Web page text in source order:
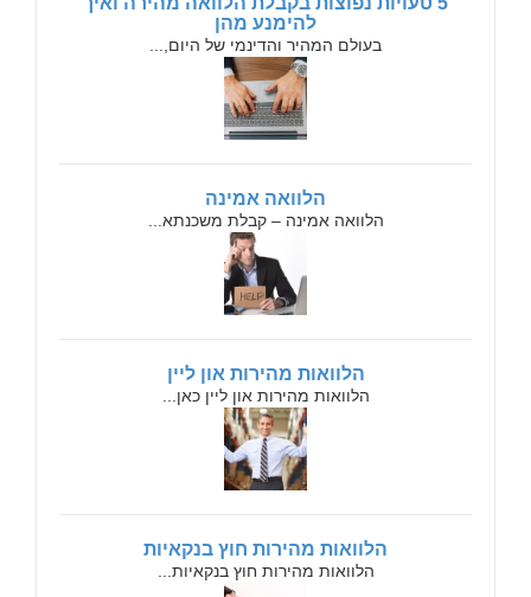
להימנע מהן
בעולם המהיר והדינמי של היום,...
הלוואה אמינה
הלוואה אמינה – קבלת משכנתא...
הלוואות מהירות און ליין
הלוואות מהירות און ליין כאן...
הלוואות מהירות חוץ בנקאיות
הלוואות מהירות חוץ בנקאיות...